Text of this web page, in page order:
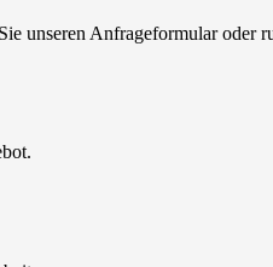
unseren Anfrageformular oder